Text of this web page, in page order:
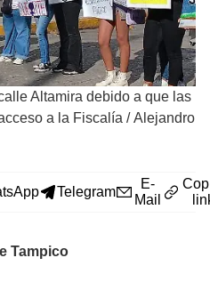
Altamira debido a que las
a la Fiscalía /Alejandro
Telegram
E-
Mail
Tampico